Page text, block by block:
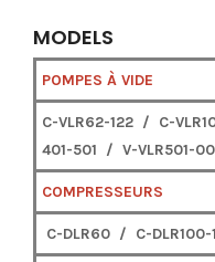
MODELS
POMPES À VIDE
C-VLR62-122 / C-
401-501 / V-VLR501-
COMPRESSEURS
C-DLR60 / C-